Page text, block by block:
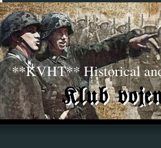
**KVHT** Historical